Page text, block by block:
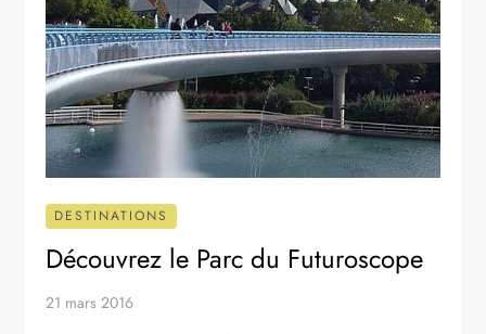
DESTINATIONS
Découvrez le Parc du Futuroscope
21 mars 2016